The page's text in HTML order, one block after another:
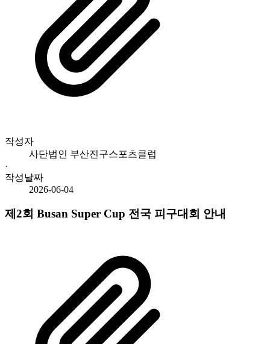
작성자
사단법인 부산진구스포츠클럽
·
작성날짜
2026-06-04
제2회 Busan Super Cup 전국 피구대회 안내